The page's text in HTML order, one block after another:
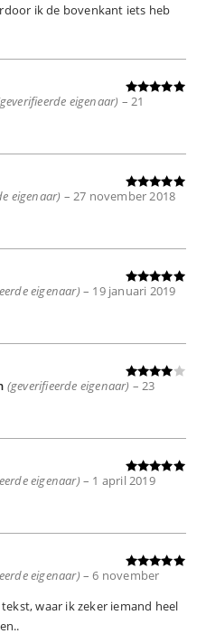
ik de bovenkant iets heb
Gewaardeer
eigenaar) – 21
Gewaardeer
eigenaar) – 27 november 2018
Gewaardeer
eigenaar) – 19 januari 2019
Gewaard
(geverifieerde eigenaar) – 23
Gewaardeer
eigenaar) – 1 april 2019
Gewaardeer
eigenaar) – 6 november
waar ik zeker iemand heel